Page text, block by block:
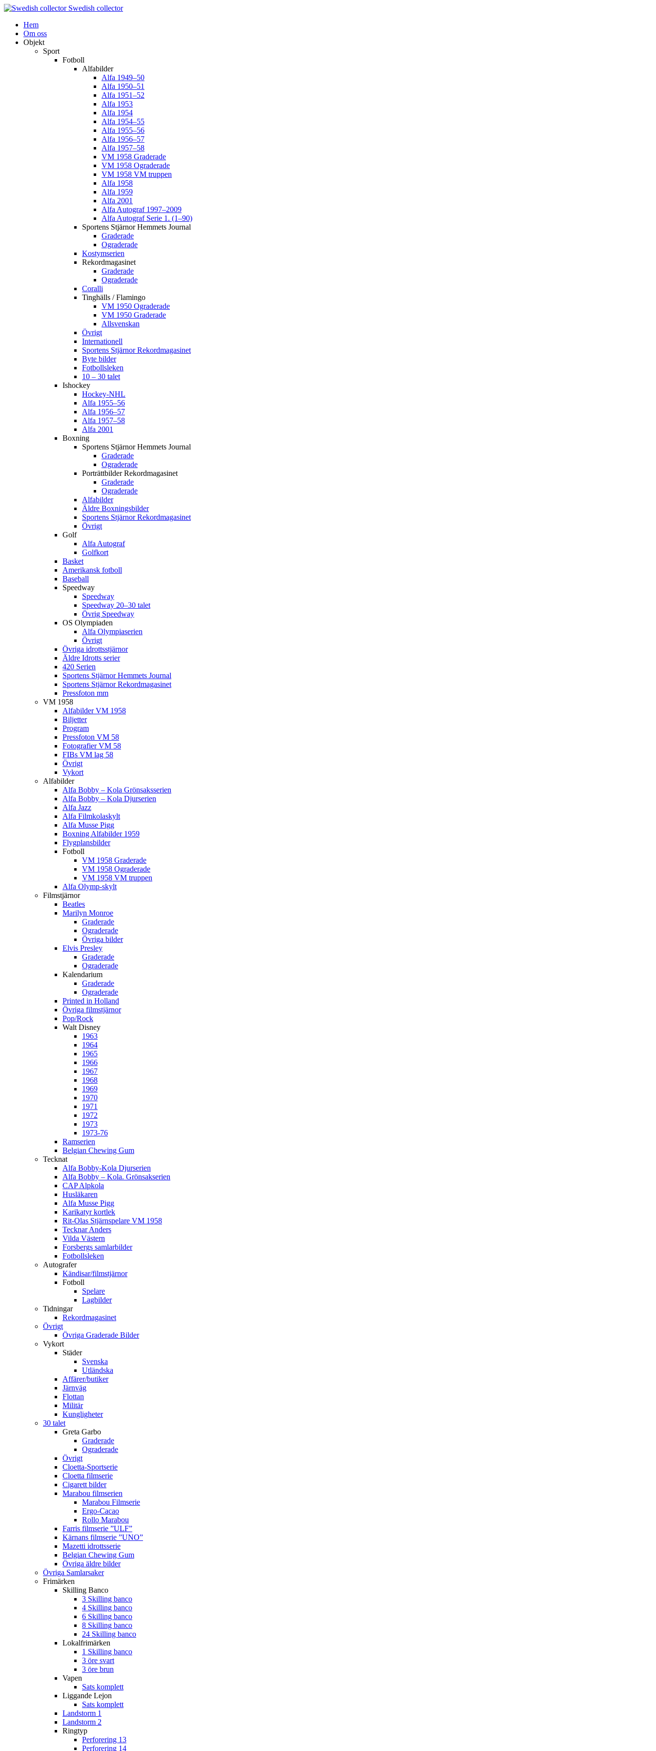
Swedish collector
Hem
Om oss
Objekt
Sport
Fotboll
Alfabilder
Alfa 1949–50
Alfa 1950–51
Alfa 1951–52
Alfa 1953
Alfa 1954
Alfa 1954–55
Alfa 1955–56
Alfa 1956–57
Alfa 1957–58
VM 1958 Graderade
VM 1958 Ograderade
VM 1958 VM truppen
Alfa 1958
Alfa 1959
Alfa 2001
Alfa Autograf 1997–2009
Alfa Autograf Serie 1. (1–90)
Sportens Stjärnor Hemmets Journal
Graderade
Ograderade
Kostymserien
Rekordmagasinet
Graderade
Ograderade
Coralli
Tinghälls / Flamingo
VM 1950 Ograderade
VM 1950 Graderade
Allsvenskan
Övrigt
Internationell
Sportens Stjärnor Rekordmagasinet
Byte bilder
Fotbollsleken
10 – 30 talet
Ishockey
Hockey-NHL
Alfa 1955–56
Alfa 1956–57
Alfa 1957–58
Alfa 2001
Boxning
Sportens Stjärnor Hemmets Journal
Graderade
Ograderade
Porträttbilder Rekordmagasinet
Graderade
Ograderade
Alfabilder
Äldre Boxningsbilder
Sportens Stjärnor Rekordmagasinet
Övrigt
Golf
Alfa Autograf
Golfkort
Basket
Amerikansk fotboll
Baseball
Speedway
Speedway
Speedway 20–30 talet
Övrig Speedway
OS Olympiaden
Alfa Olympiaserien
Övrigt
Övriga idrottsstjärnor
Äldre Idrotts serier
420 Serien
Sportens Stjärnor Hemmets Journal
Sportens Stjärnor Rekordmagasinet
Pressfoton mm
VM 1958
Alfabilder VM 1958
Biljetter
Program
Pressfoton VM 58
Fotografier VM 58
FIBs VM lag 58
Övrigt
Vykort
Alfabilder
Alfa Bobby – Kola Grönsaksserien
Alfa Bobby – Kola Djurserien
Alfa Jazz
Alfa Filmkolaskylt
Alfa Musse Pigg
Boxning Alfabilder 1959
Flygplansbilder
Fotboll
VM 1958 Graderade
VM 1958 Ograderade
VM 1958 VM truppen
Alfa Olymp-skylt
Filmstjärnor
Beatles
Marilyn Monroe
Graderade
Ograderade
Övriga bilder
Elvis Presley
Graderade
Ograderade
Kalendarium
Graderade
Ograderade
Printed in Holland
Övriga filmstjärnor
Pop/Rock
Walt Disney
1963
1964
1965
1966
1967
1968
1969
1970
1971
1972
1973
1973-76
Ramserien
Belgian Chewing Gum
Tecknat
Alfa Bobby-Kola Djurserien
Alfa Bobby – Kola. Grönsakserien
CAP Alpkola
Husläkaren
Alfa Musse Pigg
Karikatyr kortlek
Rit-Olas Stjärnspelare VM 1958
Tecknar Anders
Vilda Västern
Forsbergs samlarbilder
Fotbollsleken
Autografer
Kändisar/filmstjärnor
Fotboll
Spelare
Lagbilder
Tidningar
Rekordmagasinet
Övrigt
Övriga Graderade Bilder
Vykort
Städer
Svenska
Utländska
Affärer/butiker
Järnväg
Flottan
Militär
Kungligheter
30 talet
Greta Garbo
Graderade
Ograderade
Övrigt
Cloetta-Sportserie
Cloetta filmserie
Cigarett bilder
Marabou filmserien
Marabou Filmserie
Ergo-Cacao
Rollo Marabou
Farris filmserie ”ULF”
Kärnans filmserie ”UNO”
Mazetti idrottsserie
Belgian Chewing Gum
Övriga äldre bilder
Övriga Samlarsaker
Frimärken
Skilling Banco
3 Skilling banco
4 Skilling banco
6 Skilling banco
8 Skilling banco
24 Skilling banco
Lokalfrimärken
1 Skilling banco
3 öre svart
3 öre brun
Vapen
Sats komplett
Liggande Lejon
Sats komplett
Landstorm 1
Landstorm 2
Ringtyp
Perforering 13
Perforering 14